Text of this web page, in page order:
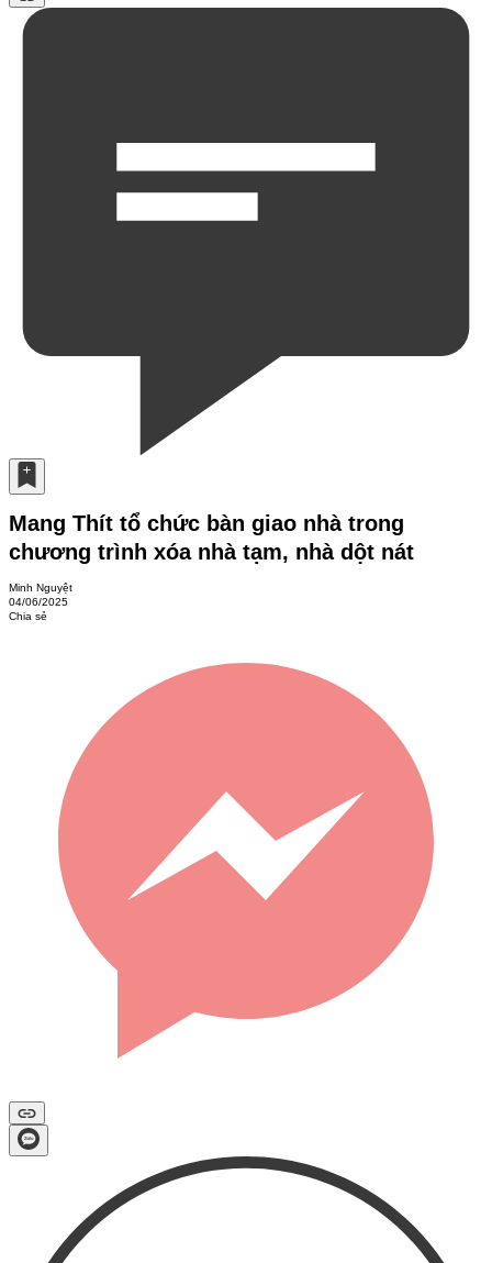
Mang Thít tổ chức bàn giao nhà trong
chương trình xóa nhà tạm, nhà dột nát
Minh Nguyệt
04/06/2025
Chia sẻ